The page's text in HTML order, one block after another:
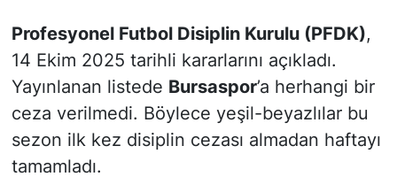
Profesyonel Futbol Disiplin Kurulu (PFDK),
14 Ekim 2025 tarihli kararlarını açıkladı.
Yayınlanan listede Bursaspor’a herhangi bir
ceza verilmedi. Böylece yeşil-beyazlılar bu
sezon ilk kez disiplin cezası almadan haftayı
tamamladı.